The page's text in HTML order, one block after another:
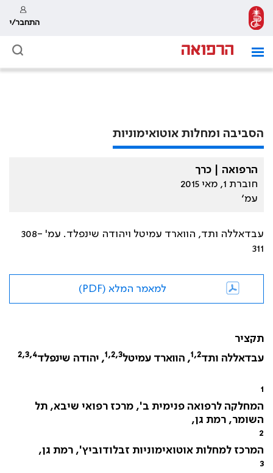
התחבר/י
הסביבה ומחלות אוטואימוניות
הרפואה | כרך
חוברת 1, מאי 2015
עמ׳
עבדאללה ותד, הווארד עמיטל ויהודה שינפלד. עמ' 308-
311
למאמר המלא (PDF)
תקציר
עבדאללה ותד1,2, הווארד עמיטל1,2,3, יהודה שינפלד2,3,4
1
המחלקה לרפואה פנימית ב', מרכז רפואי שיבא, תל
השומר, רמת גן,
2
המרכז למחלות אוטואימוניות זבלודוביץ', רמת גן,
3